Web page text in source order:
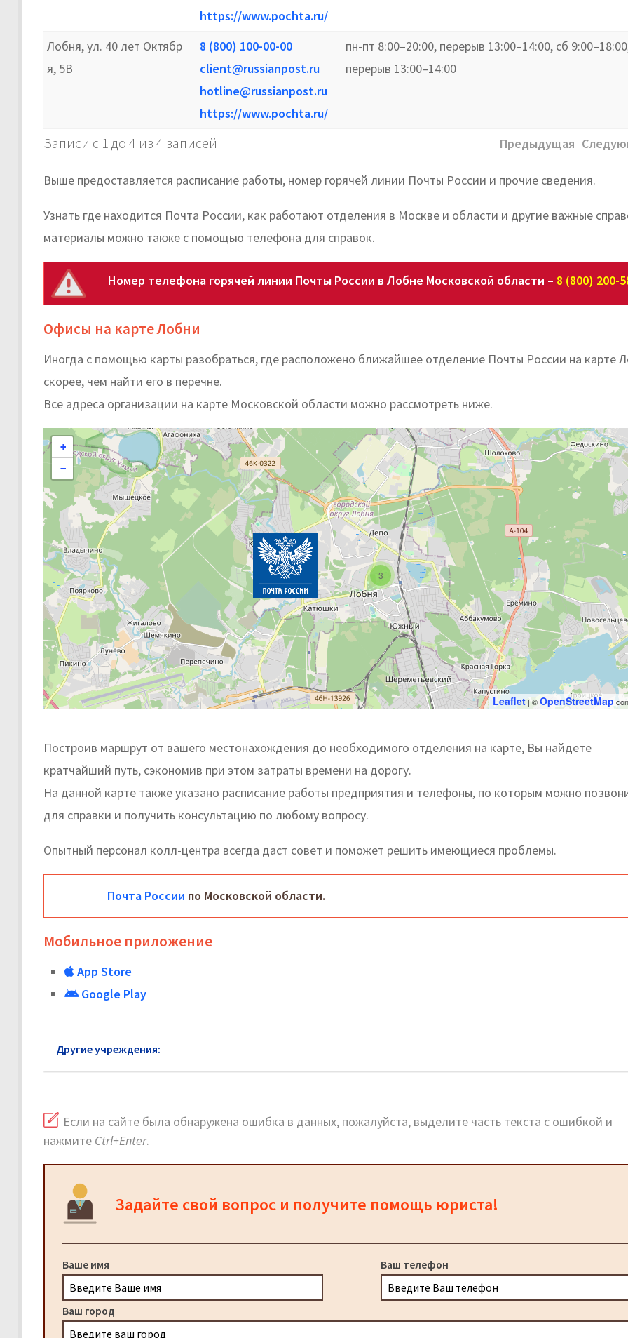
https://www.pochta.ru/
Лобня, ул. 40 лет Октябр
я, 5В
8 (800) 100-00-00
client@russianpost.ru
hotline@russianpost.ru
https://www.pochta.ru/
пн-пт 8:00–20:00, перерыв 13:00–14:00, сб
перерыв 13:00–14:00
Записи с 1 до 4 из 4 записей Предыдущая
Выше предоставляется расписание работы, номер горячей линии Почты России и прочие сведения.
Узнать где находится Почта России, как работают отделения в Москве и области и другие важные
материалы можно также с помощью телефона для справок.
Номер телефона горячей линии Почты России в Лобне Московской области – 8 (800) 200-
Офисы на карте Лобни
Иногда с помощью карты разобраться, где расположено ближайшее отделение Почты России на карте
скорее, чем найти его в перечне.
Все адреса организации на карте Московской области можно рассмотреть ниже.
3
+
−
Leaflet | ©OpenStreetMap
Построив маршрут от вашего местонахождения до необходимого отделения на карте, Вы найдете
кратчайший путь, сэкономив при этом затраты времени на дорогу.
На данной карте также указано расписание работы предприятия и телефоны, по которым можно
для справки и получить консультацию по любому вопросу.
Опытный персонал колл-центра всегда даст совет и поможет решить имеющиеся проблемы.
Почта России по Московской области.
Мобильное приложение
App Store
Google Play
Другие учреждения:
Если на сайте была обнаружена ошибка в данных, пожалуйста, выделите часть текста с ошибкой и
нажмите Ctrl+Enter.
Задайте свой вопрос и получите помощь юриста!
Ваше имя Ваш телефон
Ваш город